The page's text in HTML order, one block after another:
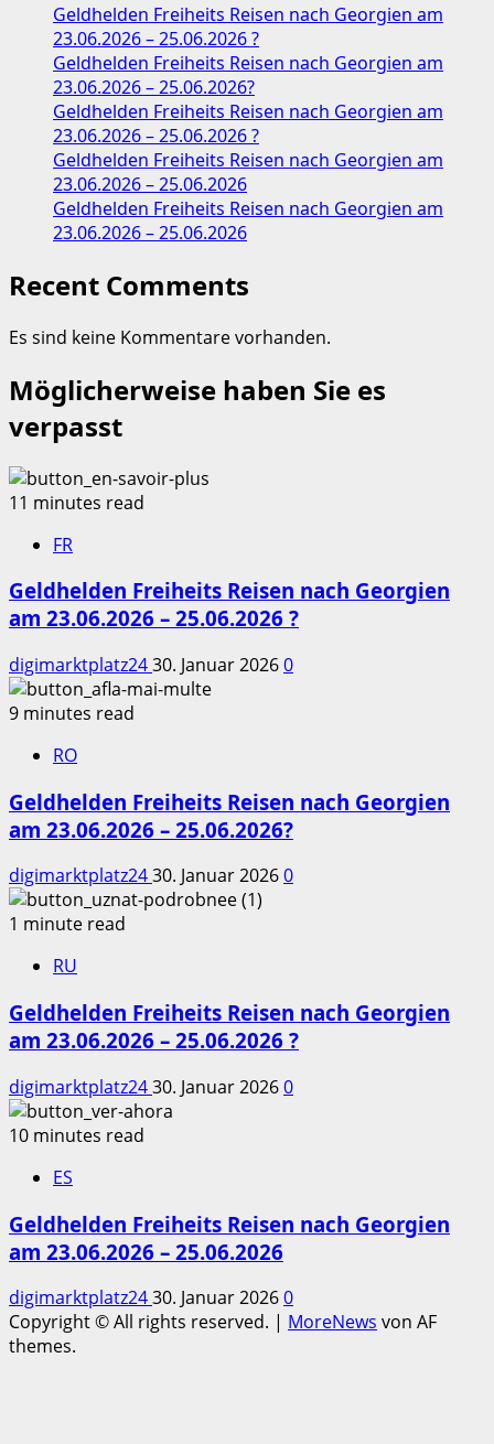
Geldhelden Freiheits Reisen nach Georgien am
23.06.2026 – 25.06.2026 ?
Geldhelden Freiheits Reisen nach Georgien am
23.06.2026 – 25.06.2026?
Geldhelden Freiheits Reisen nach Georgien am
23.06.2026 – 25.06.2026 ?
Geldhelden Freiheits Reisen nach Georgien am
23.06.2026 – 25.06.2026
Geldhelden Freiheits Reisen nach Georgien am
23.06.2026 – 25.06.2026
Recent Comments
Es sind keine Kommentare vorhanden.
Möglicherweise haben Sie es
verpasst
11 minutes read
FR
Geldhelden Freiheits Reisen nach Georgien
am 23.06.2026 – 25.06.2026 ?
digimarktplatz2430. Januar 20260
9 minutes read
RO
Geldhelden Freiheits Reisen nach Georgien
am 23.06.2026 – 25.06.2026?
digimarktplatz2430. Januar 20260
1 minute read
RU
Geldhelden Freiheits Reisen nach Georgien
am 23.06.2026 – 25.06.2026 ?
digimarktplatz2430. Januar 20260
10 minutes read
ES
Geldhelden Freiheits Reisen nach Georgien
am 23.06.2026 – 25.06.2026
digimarktplatz2430. Januar 20260
Copyright © All rights reserved. | MoreNews von AF
themes.